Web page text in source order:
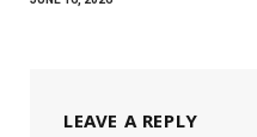
LEAVE A REPLY